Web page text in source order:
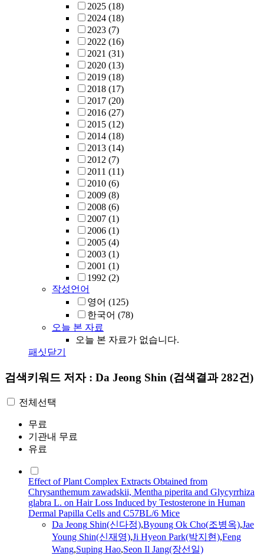
2025 (18)
2024 (18)
2023 (7)
2022 (16)
2021 (31)
2020 (13)
2019 (18)
2018 (17)
2017 (20)
2016 (27)
2015 (12)
2014 (18)
2013 (14)
2012 (7)
2011 (11)
2010 (6)
2009 (8)
2008 (6)
2007 (1)
2006 (1)
2005 (4)
2003 (1)
2001 (1)
1992 (2)
작성언어
영어 (125)
한국어 (78)
오늘 본 자료
오늘 본 자료가 없습니다.
패싯닫기
검색키워드 저자 : Da Jeong Shin (검색결과 282건)
전체선택
무료
기관내 무료
유료
Effect of Plant Complex Extracts Obtained from
Chrysanthemum zawadskii, Mentha piperita and Glycyrrhiza
glabra L. on Hair Loss Induced by Testosterone in Human
Dermal Papilla Cells and C57BL/6 Mice
Da Jeong Shin(신다정),Byoung Ok Cho(조병옥),Jae
Young Shin(신재영),Ji Hyeon Park(박지현),Feng
Wang,Suping Hao,Seon Il Jang(장선일)